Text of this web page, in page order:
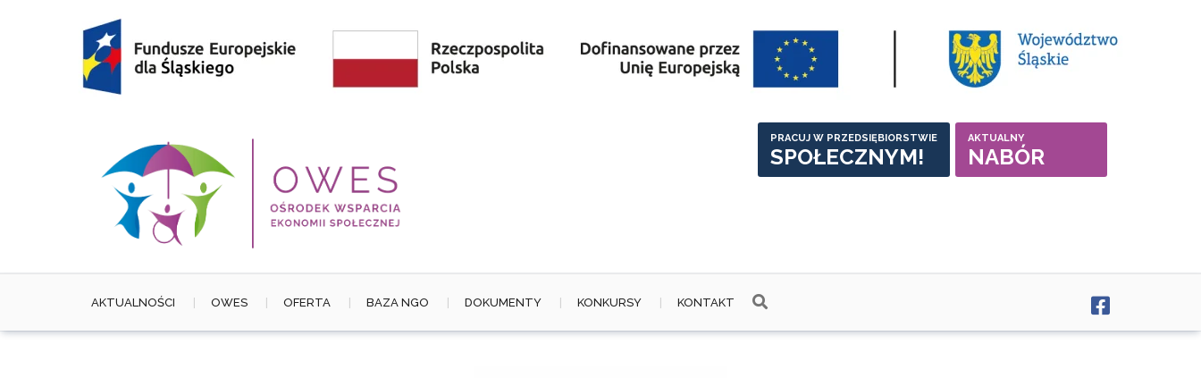
PRACUJ W PRZEDSIĘBIORSTWIE
SPOŁECZNYM!
AKTUALNY
NABÓR
AKTUALNOŚCI OWES OFERTA BAZA NGO DOKUMENTY KONKURSY KONTAKT